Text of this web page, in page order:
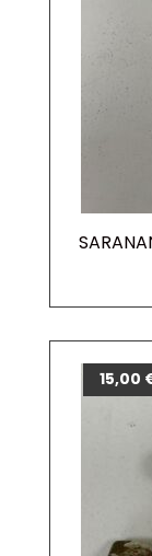
15,00